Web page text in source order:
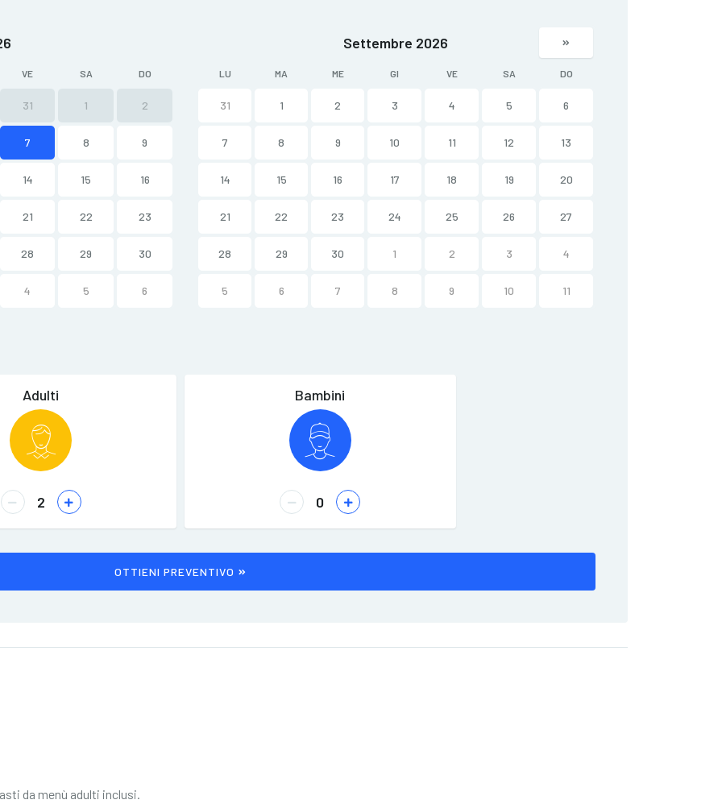
VE SA DO
31 1 2
7 8 9
14 15 16
21 22 23
28 29 30
4 5 6
Settembre 2026
LU MA ME GI VE SA DO
31 1 2 3 4 5 6
7 8 9 10 11 12 13
14 15 16 17 18 19 20
21 22 23 24 25 26 27
28 29 30 1 2 3 4
5 6 7 8 9 10 11
Adulti Bambini
OTTIENI PREVENTIVO
da menù adulti inclusi.